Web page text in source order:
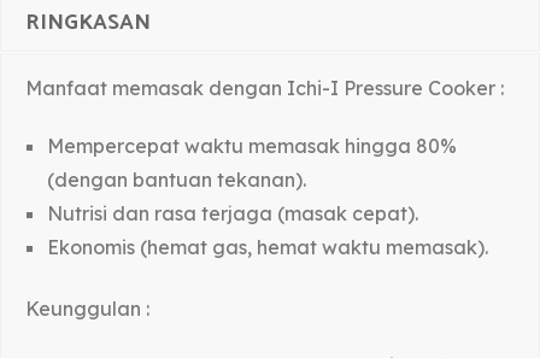
RINGKASAN
Manfaat memasak dengan Ichi-I Pressure Cooker :
Mempercepat waktu memasak hingga 80%
(dengan bantuan tekanan).
Nutrisi dan rasa terjaga (masak cepat).
Ekonomis (hemat gas, hemat waktu memasak).
Keunggulan :